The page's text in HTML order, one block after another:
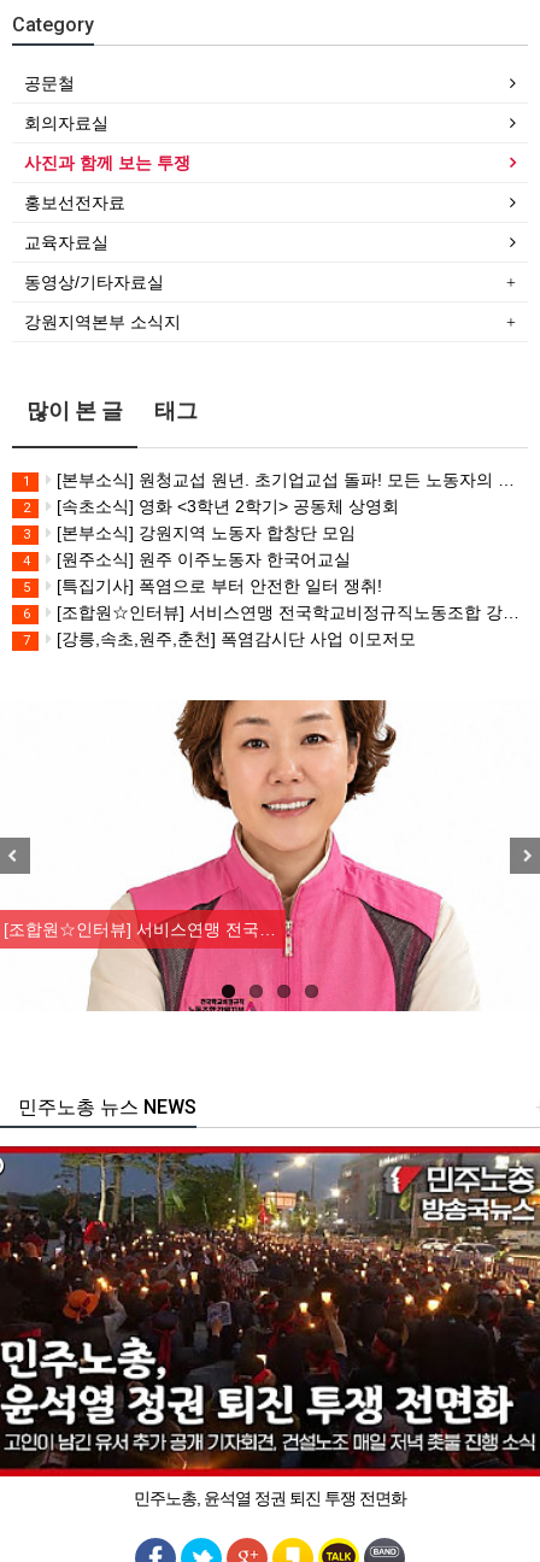
Category
공문철
회의자료실
사진과 함께 보는 투쟁
홍보선전자료
교육자료실
동영상/기타자료실
강원지역본부 소식지
많이 본 글 태그
1 [본부소식] 원청교섭 원년. 초기업교섭 돌파! 모든 노동자의 노동기본권 쟁취! 민주노총 7.15 총파업대회
2 [속초소식] 영화 <3학년 2학기> 공동체 상영회
3 [본부소식] 강원지역 노동자 합창단 모임
4 [원주소식] 원주 이주노동자 한국어교실
5 [특집기사] 폭염으로 부터 안전한 일터 쟁취!
6 [조합원☆인터뷰] 서비스연맹 전국학교비정규직노동조합 강원지부 김유미 춘천지회장
7 [강릉,속초,원주,춘천] 폭염감시단 사업 이모저모
[조합원☆인터뷰] 서비스연맹 전국…
주노총 뉴스 NEWS
민주노총, 윤석열 정권 퇴진 투쟁 전면화